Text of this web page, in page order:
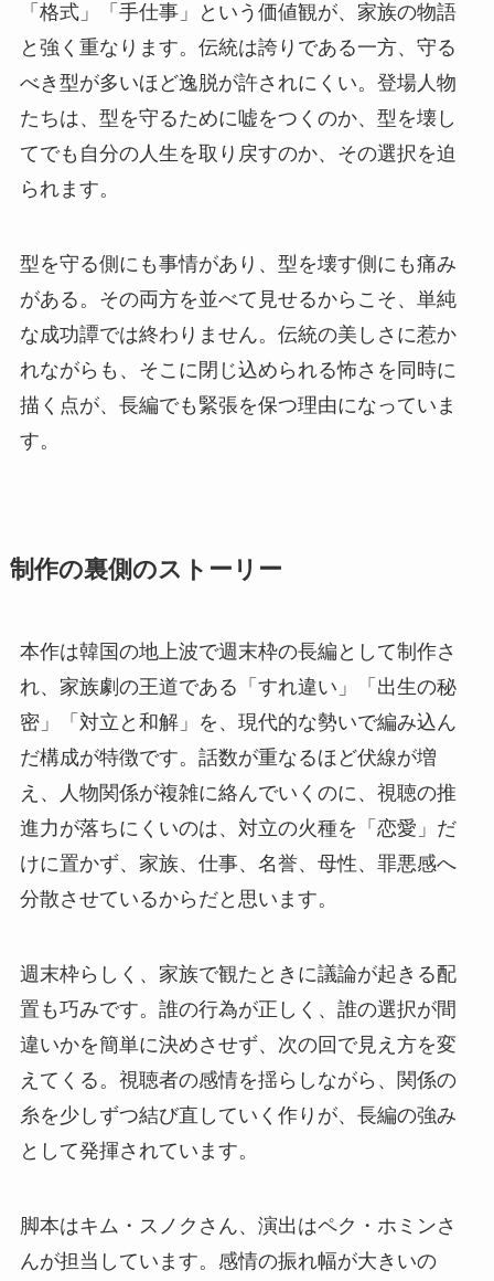
「格式」「手仕事」という価値観が、家族の物語
と強く重なります。伝統は誇りである一方、守る
べき型が多いほど逸脱が許されにくい。登場人物
たちは、型を守るために嘘をつくのか、型を壊し
てでも自分の人生を取り戻すのか、その選択を迫
られます。
型を守る側にも事情があり、型を壊す側にも痛み
がある。その両方を並べて見せるからこそ、単純
な成功譚では終わりません。伝統の美しさに惹か
れながらも、そこに閉じ込められる怖さを同時に
描く点が、長編でも緊張を保つ理由になっていま
す。
制作の裏側のストーリー
本作は韓国の地上波で週末枠の長編として制作さ
れ、家族劇の王道である「すれ違い」「出生の秘
密」「対立と和解」を、現代的な勢いで編み込ん
だ構成が特徴です。話数が重なるほど伏線が増
え、人物関係が複雑に絡んでいくのに、視聴の推
進力が落ちにくいのは、対立の火種を「恋愛」だ
けに置かず、家族、仕事、名誉、母性、罪悪感へ
分散させているからだと思います。
週末枠らしく、家族で観たときに議論が起きる配
置も巧みです。誰の行為が正しく、誰の選択が間
違いかを簡単に決めさせず、次の回で見え方を変
えてくる。視聴者の感情を揺らしながら、関係の
糸を少しずつ結び直していく作りが、長編の強み
として発揮されています。
脚本はキム・スノクさん、演出はペク・ホミンさ
んが担当しています。感情の振れ幅が大きいの